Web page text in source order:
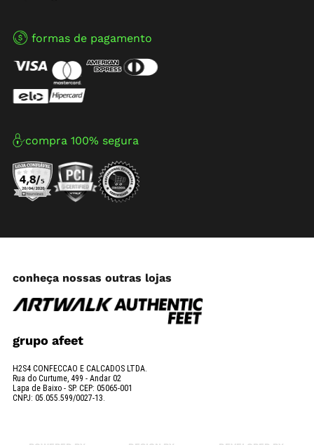
formas de pagamento
compra 100% segura
conheça nossas outras lojas
grupo afeet
H2S4 CONFECCAO E CALCADOS LTDA.
Rua do Curtume, 499 - Andar 02
Lapa de Baixo - SP. CEP: 05065-001
CNPJ: 05.055.599/0027-13.